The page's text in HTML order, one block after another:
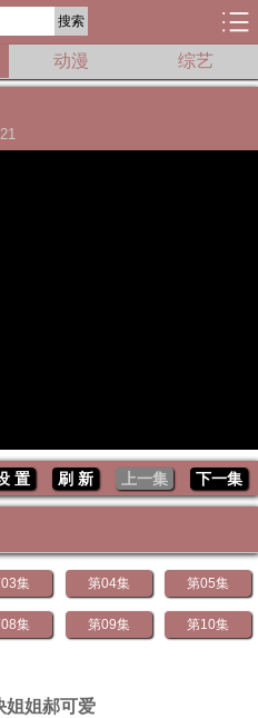
搜索
动漫 综艺
置 刷 新 上一集 下一集
集 第04集 第05集
集 第09集 第10集
姐姐郝可爱